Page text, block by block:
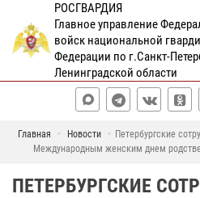
РОСГВАРДИЯ
Главное управление
войск национальной
Федерации по г.Санкт-
Ленинградской области
Главная Новости
Петербургские
Международным женским днем
ПЕТЕРБУРГСКИЕ